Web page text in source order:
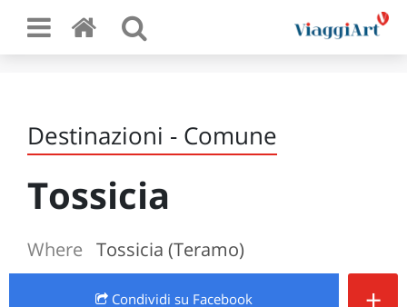
Destinazioni - Comune
Tossicia
Where Tossicia (Teramo)
Condividi su Facebook